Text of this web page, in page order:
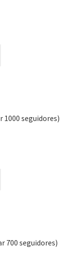
seguidores)
700 seguidores)